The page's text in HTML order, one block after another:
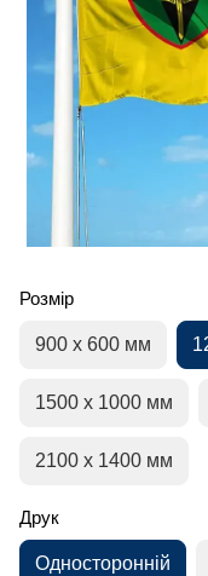
Розмір
900 х 600 мм
1500 х 1000 мм
2100 х 1400 мм
Друк
Односторонній